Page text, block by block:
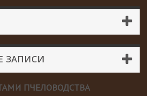
ЗАПИСИ
ПЧЕЛОВОДСТВА